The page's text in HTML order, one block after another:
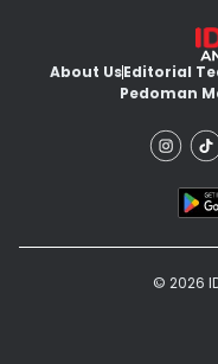
About UsEditorial
Pedoman
© 2026